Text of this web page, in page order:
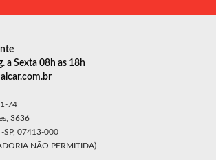
a Sexta 08h as 18h
74
3636
SP, 07413-000
NÃO PERMITIDA)